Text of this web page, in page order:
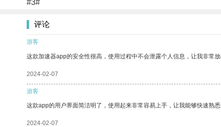
#3#
评论
游客
这款加速器app的安全性很高，使用过程中不会泄露个人信息，让我非常放
2024-02-07
游客
这款app的用户界面简洁明了，使用起来非常容易上手，让我能够快速熟悉
2024-02-07